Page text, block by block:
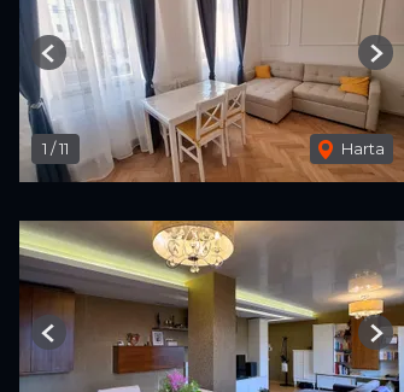
1 /11 Harta
Previous Next
Previous Next